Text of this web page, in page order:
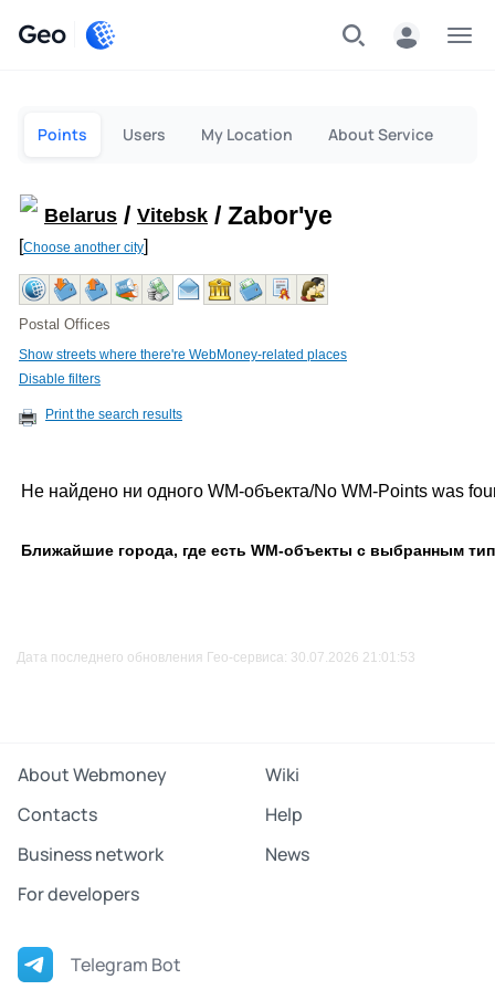
Geo
Points Users My Location About Service
Belarus / Vitebsk / Zabor'ye
[Choose another city]
Postal Offices
Show streets where there're WebMoney-related places
Disable filters
Print the search results
Не найдено ни одного WM-объекта/No WM-Points was
Ближайшие города, где есть WM-объекты с выбранным
Дата последнего обновления Гео-сервиса: 30.07.2026 21:01:53
About Webmoney
Wiki
Contacts
Help
Business network
News
For developers
Telegram Bot